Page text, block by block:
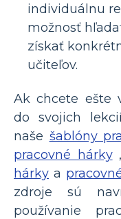
individuálnu
možnosť
získať
učiteľov.
Ak chcete ešte
do svojich
naše šablóny
pracovné hárky,
hárky a
zdroje sú
používanie